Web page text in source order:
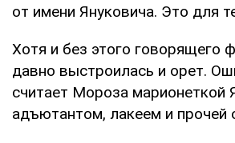
от имени Януковича. Это для
Хотя и без этого говорящего
давно выстроилась и орет.
считает Мороза марионеткой
адъютантом, лакеем и прочей